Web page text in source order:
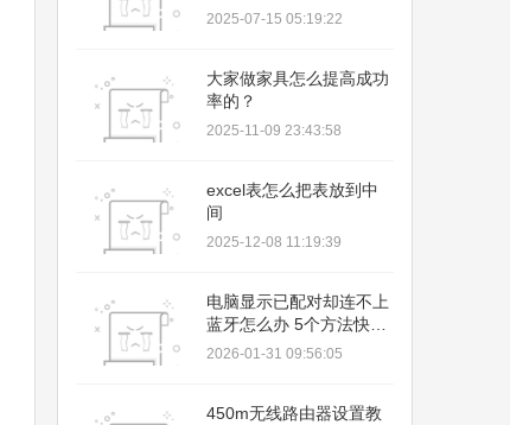
片墙)
2025-07-15 05:19:22
大家做家具怎么提高成功
率的？
2025-11-09 23:43:58
excel表怎么把表放到中
间
2025-12-08 11:19:39
电脑显示已配对却连不上
蓝牙怎么办 5个方法快速
解决
2026-01-31 09:56:05
450m无线路由器设置教